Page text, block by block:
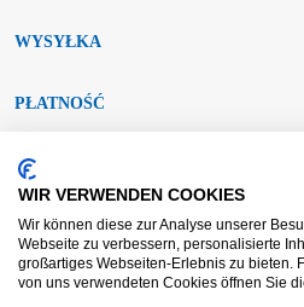
WYSYŁKA
PŁATNOŚĆ
MEDIA SPOŁECZNOŚCIOWE
WIR VERWENDEN COOKIES
Wir können diese zur Analyse unserer
Webseite zu verbessern, personalisierte
großartiges Webseiten-Erlebnis zu bieten.
von uns verwendeten Cookies öffnen Sie